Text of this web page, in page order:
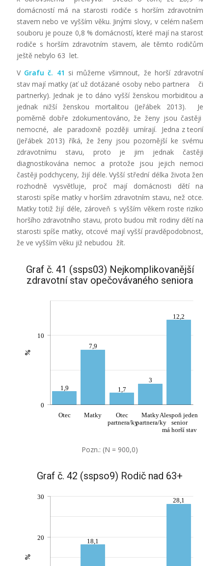
domácností má na starosti rodiče s horším zdravotním
stavem nebo ve vyšším věku. Jinými slovy, v celém našem
souboru je pouze 0,8 % domácností, které mají na starost
rodiče s horším zdravotním stavem, ale těmto rodičům
ještě nebylo 63 let.
V Grafu č. 41 si můžeme všimnout, že horší zdravotní
stav mají matky (ať už dotázané osoby nebo partnera či
partnerky). Jednak je to dáno vyšší ženskou morbiditou a
jednak nižší ženskou mortalitou (Jeřábek 2013). Je
poměrně dobře zdokumentováno, že ženy jsou častěji
nemocné, ale paradoxně později umírají. Jedna z teorií
(Jeřábek 2013) říká, že ženy jsou pozornější ke svému
zdravotnímu stavu, proto je jim jednak častěji
diagnostikována nemoc a protože jsou jejich nemoci
častěji podchyceny, žijí déle. Vyšší střední délka života žen
rozhodně vysvětluje, proč mají domácnosti dětí na
starosti spíše matky v horším zdravotním stavu, než otce.
Matky totiž žijí déle, zároveň s vyšším věkem roste riziko
horšího zdravotního stavu, proto budou mít rodiny dětí na
starosti spíše matky, otcové mají vyšší pravděpodobnost,
že ve vyšším věku již nebudou žít.
Graf č. 41 (ssps03) Nejkomplikovanější
zdravotní stav opečovávaného seniora
1,9
7,9
1,7
3
12,2
Otec Matky
Otec
partnera/ky
Matky
partnera/ky
Alespoň jeden
senior
má horší stav
0
10
%
Pozn.: (N = 900,0)
Graf č. 42 (sspso9) Rodič nad 63+
18,1
28,1
20
30
%